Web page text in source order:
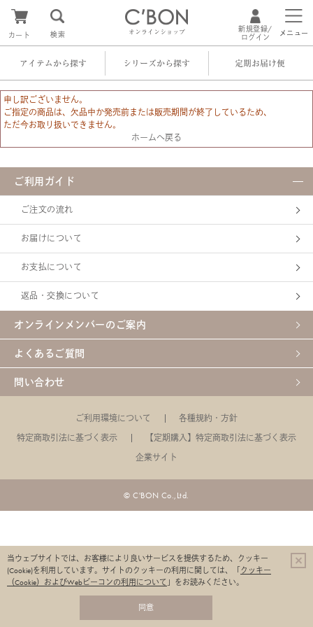
オンラインショップ
カート 検索
新規登録/
ログイン
メニュー
アイテムから探す シリーズから探す 定期お届け便
申し訳ございません。
ご指定の商品は、欠品中か発売前または販売期間が終了しているため、
ただ今お取り扱いできません。
ホームへ戻る
ご利用ガイド
ご注文の流れ
お届けについて
お支払について
返品・交換について
オンラインメンバーのご案内
よくあるご質問
問い合わせ
ご利用環境について
各種規約・方針
特定商取引法に基づく表示
【定期購入】特定商取引法に基づく表示
企業サイト
© C'BON Co.,Ltd.
当ウェブサイトでは、お客様により良いサービスを提供するため、クッキー
(Cookie)を利用しています。 サイトのクッキーの利用に関しては、「 クッキー
（Cookie）およびWebビーコンの利用について 」をお読みください。
同意